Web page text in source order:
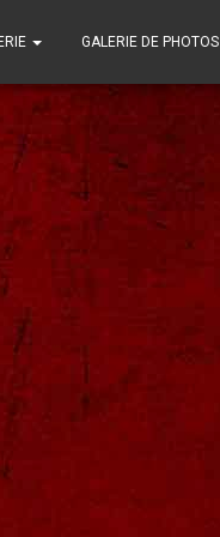
GALERIE DE PHOTOS